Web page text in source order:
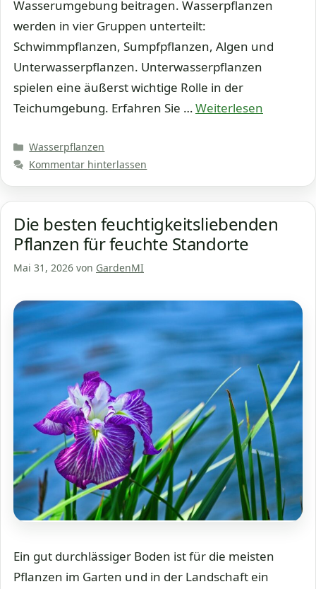
Wasserumgebung beitragen. Wasserpflanzen
werden in vier Gruppen unterteilt:
Schwimmpflanzen, Sumpfpflanzen, Algen und
Unterwasserpflanzen. Unterwasserpflanzen
spielen eine äußerst wichtige Rolle in der
Teichumgebung. Erfahren Sie …Weiterlesen
Kategorien
Wasserpflanzen
Kommentar hinterlassen
Die besten feuchtigkeitsliebenden
Pflanzen für feuchte Standorte
Mai 31, 2026 von GardenMI
Ein gut durchlässiger Boden ist für die meisten
Pflanzen im Garten und in der Landschaft ein